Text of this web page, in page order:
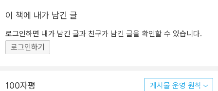
할 수 있도록 하였다. 2. 풀이 과정에서 중요 내용이 반복 적용되어 계
산 시간 단축 및 기본이론을 자연스럽게 이해할 수 있도록 하였다. 3.
실습은 기본적인 회로에 중접을 두어 쉽게 이해할 수 있도록 구성하
도록 하였다.
이 책에 내가 남긴 글
로그인하면 내가 남긴 글과 친구가 남긴 글을 확인할 수 있습니다.
로그인하기
100자평 게시물 운영 원칙